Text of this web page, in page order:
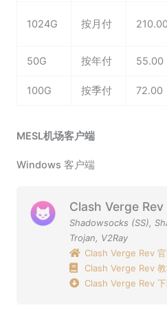
1024G 按月付
50G 按年付 55.00
100G 按季付 72.00
MESL机场客户端
Windows 客户端
Clash Verge Rev
Shadowsocks (SS),
Trojan, V2Ray
Clash Verge Rev
Clash Verge Rev
Clash Verge Rev